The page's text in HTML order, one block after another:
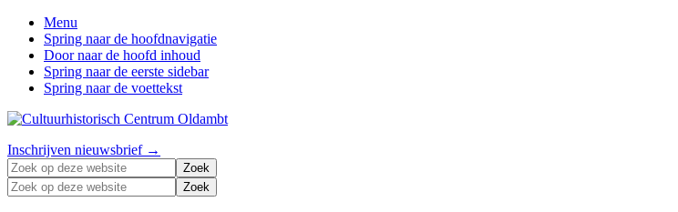
Menu
Spring naar de hoofdnavigatie
Door naar de hoofd inhoud
Spring naar de eerste sidebar
Spring naar de voettekst
Zonder
verleden
geen
toekomst
Header
Right
Inschrijven nieuwsbrief →
Zoek
op
deze
Zoek
op